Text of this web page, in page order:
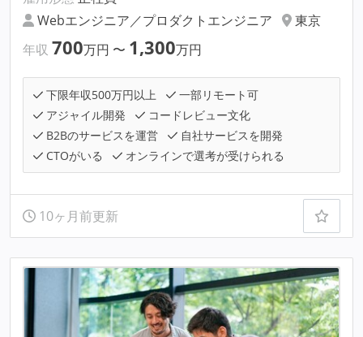
Webエンジニア／プロダクトエンジニア
東京
年収 700万円 〜 1,300万円
下限年収500万円以上
一部リモート可
アジャイル開発
コードレビュー文化
B2Bのサービスを運営
自社サービスを開発
CTOがいる
オンラインで選考が受けられる
10ヶ月前更新